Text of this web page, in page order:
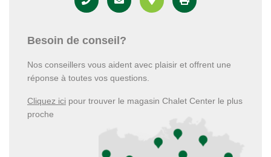
Besoin de conseil?
Nos conseillers vous aident avec plaisir et offrent une
réponse à toutes vos questions.
Cliquez ici pour trouver le magasin Chalet Center le plus
proche